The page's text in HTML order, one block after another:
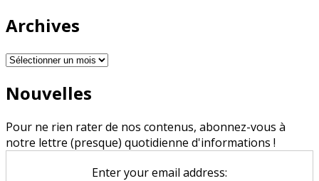
Archives
Archives
Nouvelles
Pour ne rien rater de nos contenus, abonnez-vous à
notre lettre (presque) quotidienne d'informations !
Enter your email address: